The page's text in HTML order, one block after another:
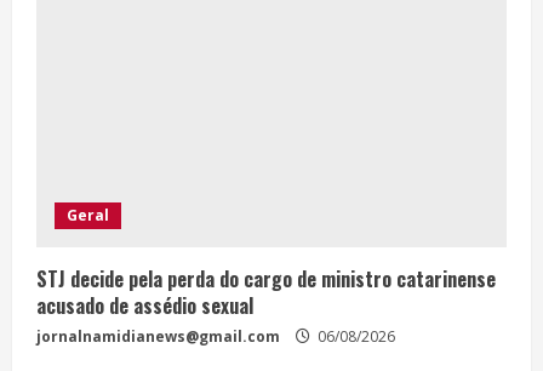
Geral
STJ decide pela perda do cargo de ministro catarinense
acusado de assédio sexual
jornalnamidianews@gmail.com 06/08/2026